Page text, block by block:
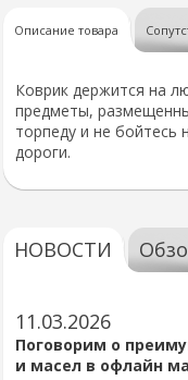
Описание товара
Коврик держится на
предметы,
торпеду и не бойтесь
дороги.
НОВОСТИ
11.03.2026
Поговорим о
и масел в офлайн